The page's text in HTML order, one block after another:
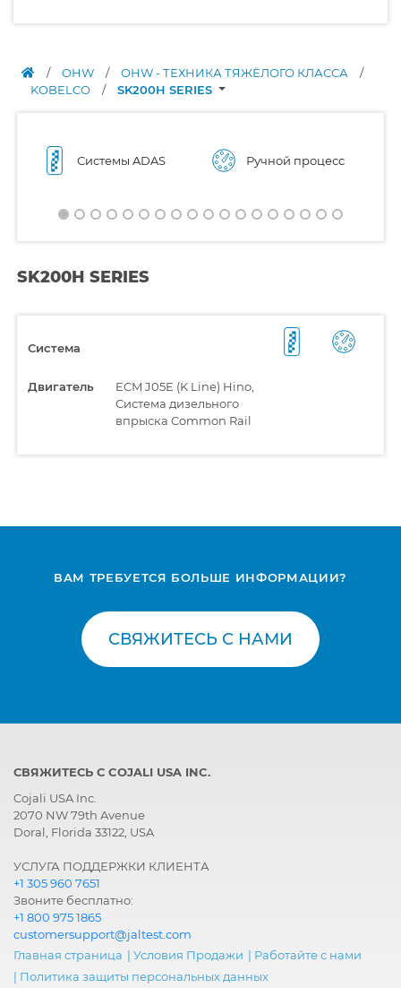
/ OHW / OHW - ТЕХНИКА ТЯЖЁЛОГО КЛАССА
/
KOBELCO
/ SK200H SERIES
Системы ADAS Ручной процесс
SK200H SERIES
Система
Двигатель
ECM J05E (K Line) Hino,
Система дизельного
впрыска Common Rail
ВАМ ТРЕБУЕТСЯ БОЛЬШЕ ИНФОРМАЦИИ?
СВЯЖИТЕСЬ С НАМИ
СВЯЖИТЕСЬ С COJALI USA INC.
Cojali USA Inc.
2070 NW 79th Avenue
Doral, Florida 33122, USA
УСЛУГА ПОДДЕРЖКИ КЛИЕНТА
+1 305 960 7651
Звоните бесплатно:
+1 800 975 1865
customersupport@jaltest.com
Главная страница | Условия Продажи | Работайте с нами
| Политика защиты персональных данных